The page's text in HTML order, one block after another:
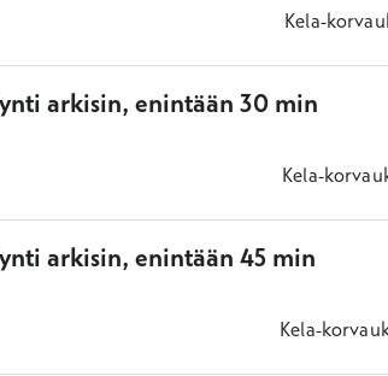
Kela-
arkisin, enintään 30 min
Kela-
arkisin, enintään 45 min
Kela-